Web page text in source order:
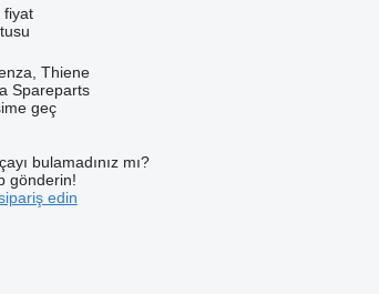
fiyat
Thiene
Spareparts
geç
bulamadınız mı?
gönderin!
edin